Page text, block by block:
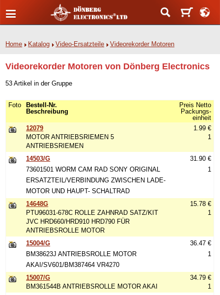
Home Katalog Video-Ersatzteile Videorekorder Motoren
Videorekorder Motoren von Dönberg Electronics
53 Artikel in der Gruppe
Foto
Bestell-Nr.
Beschreibung
Preis Netto
Packungs-
einheit
12079
MOTOR ANTRIEBSRIEMEN 5
ANTRIEBSRIEMEN
1.99 €
1
14503/G
73601501 WORM CAM RAD SONY ORIGINAL
ERSATZTEIL/VERBINDUNG ZWISCHEN LADE-
MOTOR UND HAUPT- SCHALTRAD
31.90 €
1
14648G
PTU96031-678C ROLLE ZAHNRAD SATZ/KIT
JVC HRD660/HRD910 HRD790 FÜR
ANTRIEBSROLLE MOTOR
15.78 €
1
15004/G
BM38623J ANTRIEBSROLLE MOTOR
AKAI/SV601/BM387464 VR4270
36.47 €
1
15007/G
BM361544B ANTRIEBSROLLE MOTOR AKAI
34.79 €
1